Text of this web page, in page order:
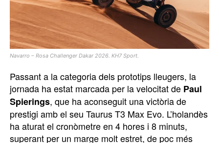
Navarro – Rosa Challenger Dakar 2026. KH7 Sport.
Passant a la categoria dels prototips lleugers, la
jornada ha estat marcada per la velocitat de Paul
Spierings, que ha aconseguit una victòria de
prestigi amb el seu Taurus T3 Max Evo. L’holandès
ha aturat el cronòmetre en 4 hores i 8 minuts,
superant per un marge molt estret, de poc més